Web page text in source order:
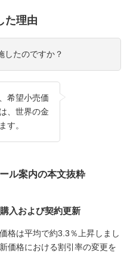
た理由
したのですか？
希望小売価
、世界の金
す。
ル案内の本文抜粋
入および契約更新
格は平均で約3.3％上昇しまし
価格における割引率の変更を